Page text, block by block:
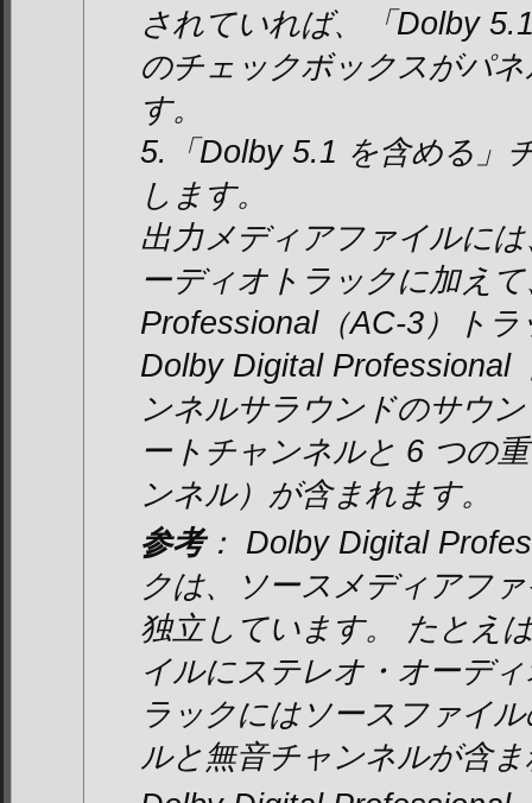
されていれば、「Dolby
のチェックボックスがパ
す。
5.「Dolby 5.1 を含める」
します。
出力メディアファイルに
ーディオトラックに加え
Professional（AC-3）ト
Dolby Digital Professional
ンネルサラウンドのサウ
ートチャンネルと 6 つの
ンネル）が含まれます。
参考： Dolby Digital
クは、ソースメディアフ
独立しています。 たとえ
イルにステレオ・オーデ
ラックにはソースファイ
ルと無音チャンネルが含